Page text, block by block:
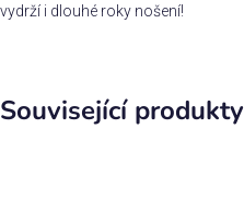
vydrží i dlouhé roky nošení!
Související produkty